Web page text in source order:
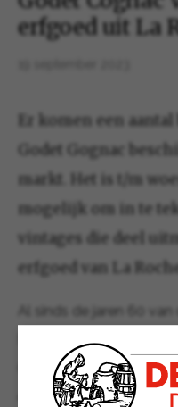
erfgoed uit La
Er komen een
Godet Gognac
markt. Het is t/m
mogelijk om in te
vintages die deel
erfgoed van La
Al sinds de jaren 60
Monnik Dranken
Godet Cognac is ons
en we zijn trots op de